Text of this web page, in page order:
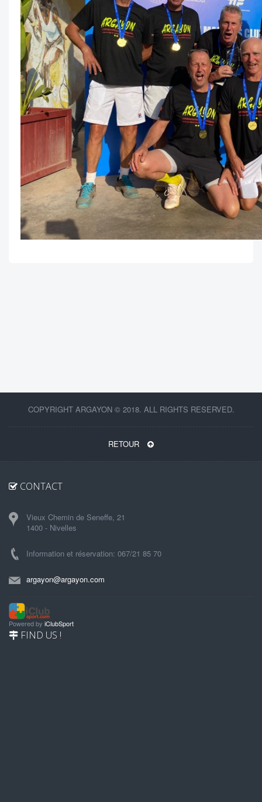
COPYRIGHT ARGAYON © 2018. ALL RIGHTS RESERVED.
RETOUR
CONTACT
Vieux Chemin de Seneffe, 21
1400 - Nivelles
Information et réservation: 067/21 85 70
argayon@argayon.com
Powered by iClubSport
FIND US !